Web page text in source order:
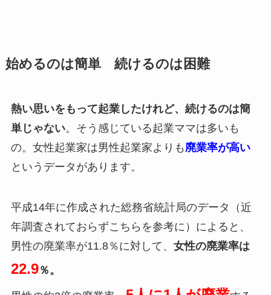
始めるのは簡単 続けるのは困難
熱い思いをもって起業したけれど、続けるのは簡
単じゃない。そう感じている起業ママは多いも
の。女性起業家は男性起業家よりも 廃業率が高い
というデータがあります。
平成14年に作成された総務省統計局のデータ（近
年調査されておらずこちらを参考に）によると、
男性の廃業率が11.8％に対して、 女性の廃業率は
22.9％。